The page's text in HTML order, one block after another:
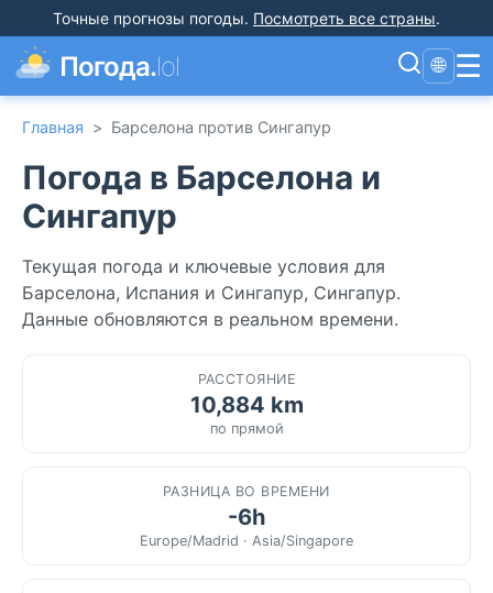
Точные прогнозы погоды. Посмотреть все страны.
Погода.lol 🌐 ☰
Главная > Барселона против Сингапур
Погода в Барселона и
Сингапур
Текущая погода и ключевые условия для
Барселона, Испания и Сингапур, Сингапур.
Данные обновляются в реальном времени.
РАССТОЯНИЕ
10,884 km
по прямой
РАЗНИЦА ВО ВРЕМЕНИ
-6h
Europe/Madrid · Asia/Singapore